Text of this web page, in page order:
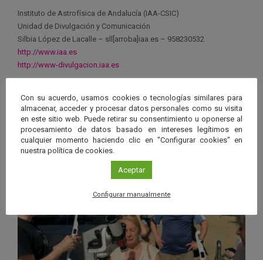
Instituto de Astrofísica de Andalucía (IAA-CSIC)
Unidad de Divulgación y Comunicación
Silbia López de Lacalle – sll[arroba]iaa.es – 958230532
http://www.iaa.es
http://www-divulgacion.iaa.es
Últimas noticias publicadas Ver más
Con su acuerdo, usamos cookies o tecnologías similares para
almacenar, acceder y procesar datos personales como su visita
en este sitio web. Puede retirar su consentimiento u oponerse al
procesamiento de datos basado en intereses legítimos en
cualquier momento haciendo clic en "Configurar cookies" en
nuestra política de cookies.
Aceptar
Configurar manualmente